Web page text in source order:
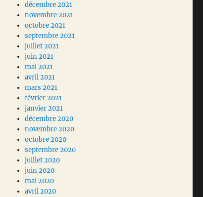
décembre 2021
novembre 2021
octobre 2021
septembre 2021
juillet 2021
juin 2021
mai 2021
avril 2021
mars 2021
février 2021
janvier 2021
décembre 2020
novembre 2020
octobre 2020
septembre 2020
juillet 2020
juin 2020
mai 2020
avril 2020